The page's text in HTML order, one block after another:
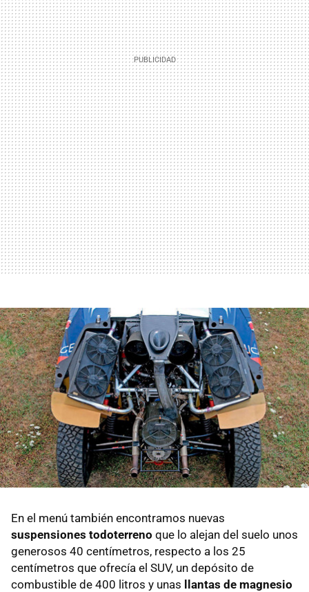
En el menú también encontramos nuevas
suspensiones todoterreno que lo alejan del suelo unos
generosos 40 centímetros, respecto a los 25
centímetros que ofrecía el SUV, un depósito de
combustible de 400 litros y unas
llantas de magnesio